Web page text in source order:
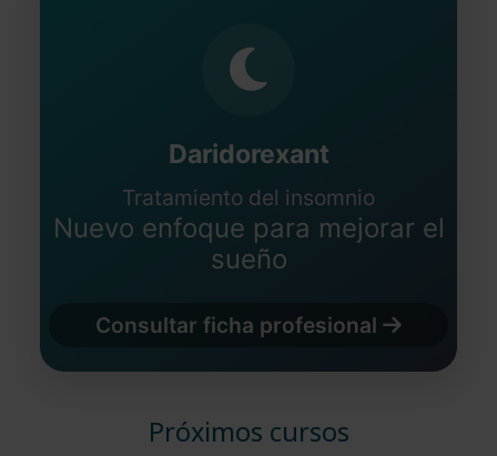
Daridorexant
Tratamiento del insomnio
Nuevo enfoque para mejorar el
sueño
Consultar ficha profesional
Próximos cursos